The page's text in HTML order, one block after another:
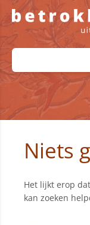
Niets
Het lijkt erop
kan zoeken